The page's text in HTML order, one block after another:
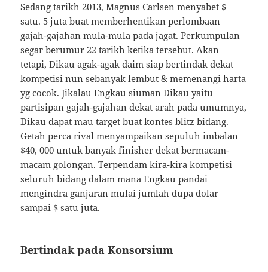
Sedang tarikh 2013, Magnus Carlsen menyabet $
satu. 5 juta buat memberhentikan perlombaan
gajah-gajahan mula-mula pada jagat. Perkumpulan
segar berumur 22 tarikh ketika tersebut. Akan
tetapi, Dikau agak-agak daim siap bertindak dekat
kompetisi nun sebanyak lembut & memenangi harta
yg cocok. Jikalau Engkau siuman Dikau yaitu
partisipan gajah-gajahan dekat arah pada umumnya,
Dikau dapat mau target buat kontes blitz bidang.
Getah perca rival menyampaikan sepuluh imbalan
$40, 000 untuk banyak finisher dekat bermacam-
macam golongan. Terpendam kira-kira kompetisi
seluruh bidang dalam mana Engkau pandai
mengindra ganjaran mulai jumlah dupa dolar
sampai $ satu juta.
Bertindak pada Konsorsium